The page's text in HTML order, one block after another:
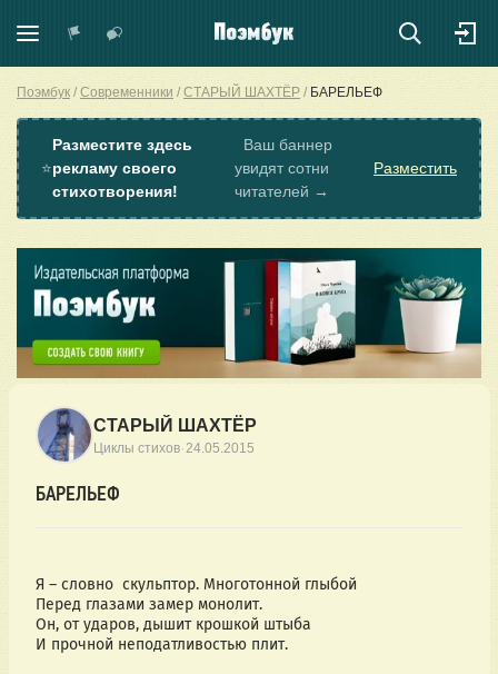
Поэмбук Современники СТАРЫЙ ШАХТЁР ​БАРЕЛЬЕФ
⭐
Разместите здесь
рекламу своего
стихотворения!
Ваш баннер
увидят сотни
читателей →
Разместить
СТАРЫЙ ШАХТЁР
Циклы стихов·24.05.2015
​БАРЕЛЬЕФ
Я – словно  скульптор. Многотонной глыбой
Перед глазами замер монолит.
Он, от ударов, дышит крошкой штыба
И прочной неподатливостью плит.